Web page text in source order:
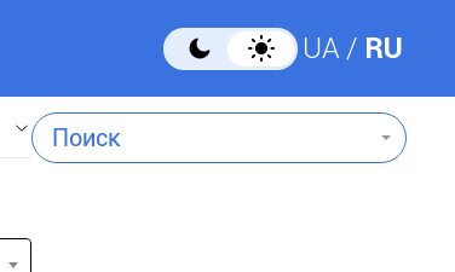
UA RU
Поиск